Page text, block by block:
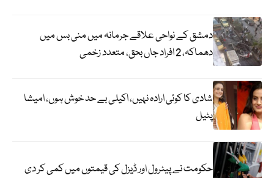
دمشق کے نواحی علاقے جرمانہ میں منی بس میں
دھماکہ، 2 افراد جاں بحق، متعدد زخمی
شادی کا کوئی ارادہ نہیں، اکیلی بے حد خوش ہوں، امیشا
پٹیل
حکومت نے پیٹرول اور ڈیزل کی قیمتوں میں کمی کر دی